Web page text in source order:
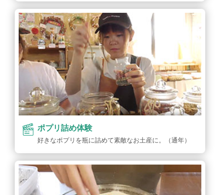
ポプリ詰め体験
好きなポプリを瓶に詰めて素敵なお土産に。（通年）